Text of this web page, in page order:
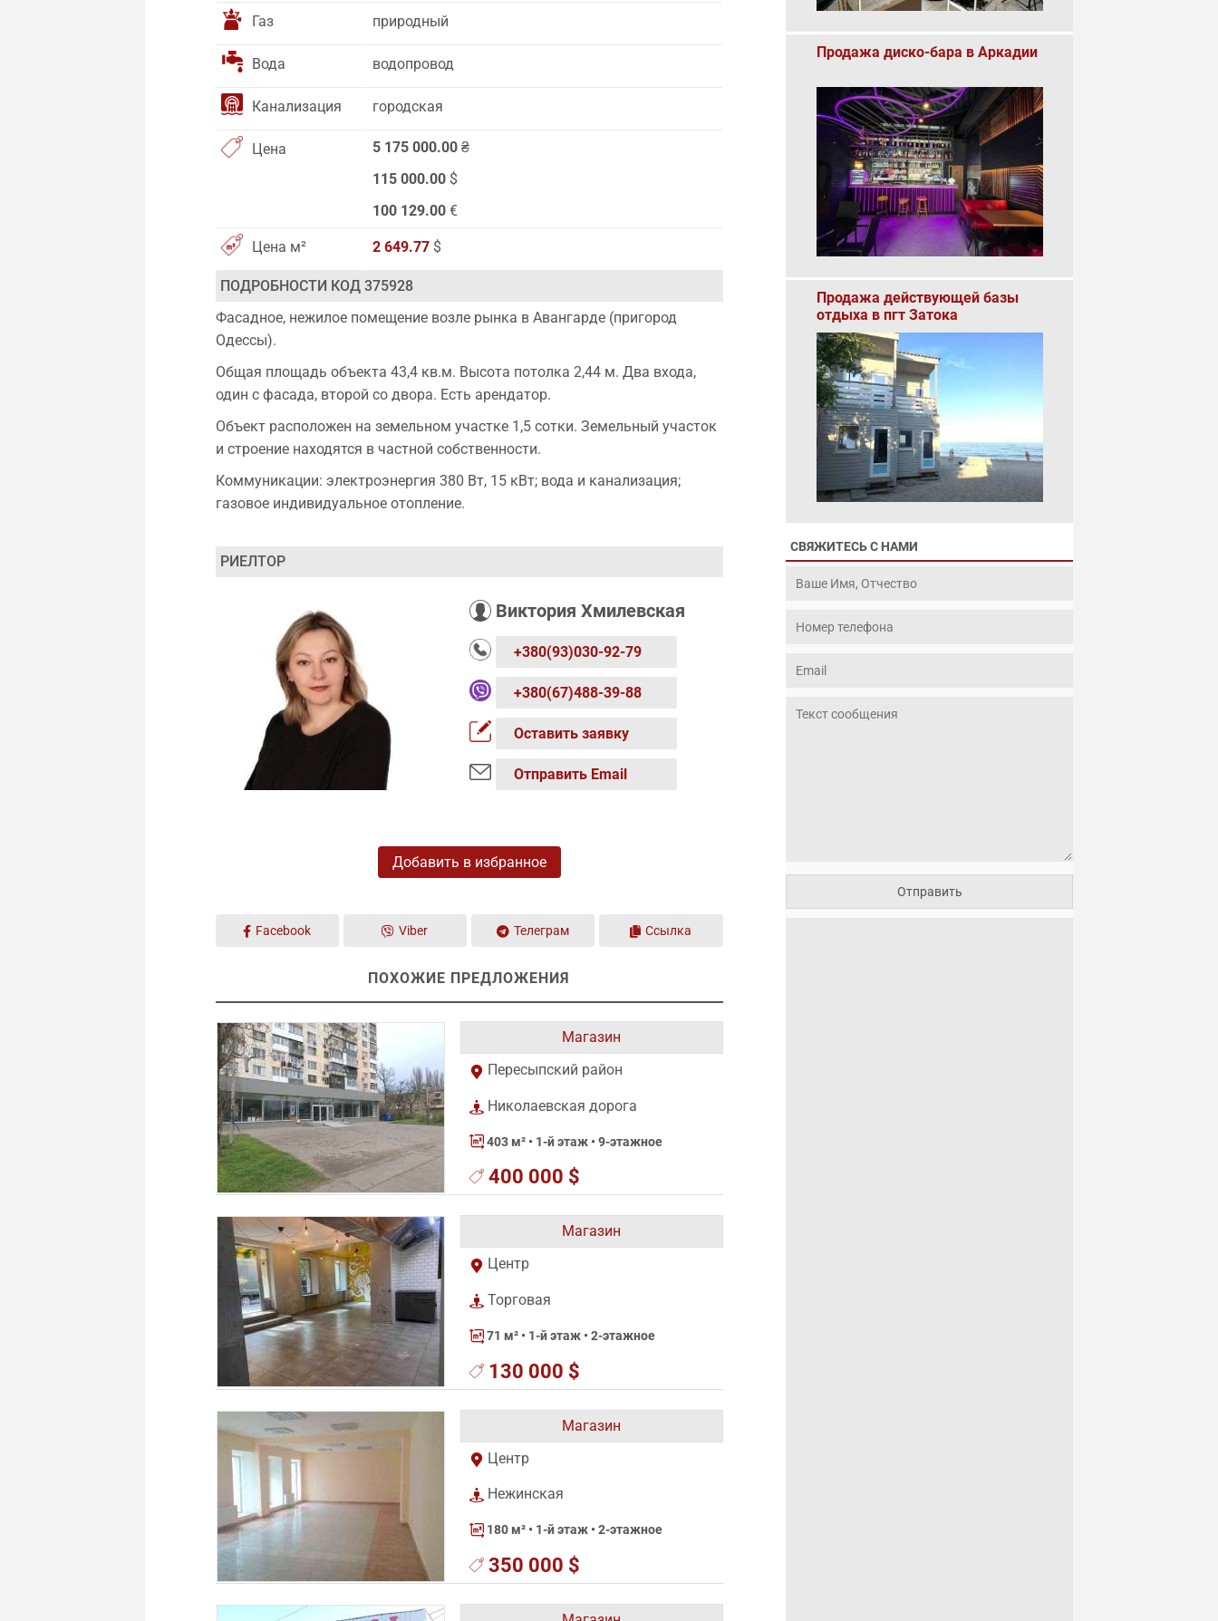
Газ природный
Вода водопровод
Канализация городская
Цена 5 175 000.00₴
115 000.00$
100 129.00€
Цена м² 2 649.77$
ПОДРОБНОСТИ КОД 375928
Фасадное, нежилое помещение возле рынка в Авангарде (пригород
Одессы).
Общая площадь объекта 43,4 кв.м. Высота потолка 2,44 м. Два входа,
один с фасада, второй со двора. Есть арендатор.
Объект расположен на земельном участке 1,5 сотки. Земельный участок
и строение находятся в частной собственности.
Коммуникации: электроэнергия 380 Вт, 15 кВт; вода и канализация;
газовое индивидуальное отопление.
РИЕЛТОР
Виктория Хмилевская
+380(93)030-92-79
+380(67)488-39-88
Оставить заявку
Отправить Email
Добавить в избранное
Facebook Viber Телеграм Ссылка
ПОХОЖИЕ ПРЕДЛОЖЕНИЯ
Магазин
Пересыпский район
Николаевская дорога
403 м²• 1-й этаж • 9-этажное
400 000 $
Магазин
Центр
Торговая
71 м²• 1-й этаж • 2-этажное
130 000 $
Магазин
Центр
Нежинская
180 м²• 1-й этаж • 2-этажное
350 000 $
Продажа диско-бара в Аркадии
Продажа действующей базы
отдыха в пгт Затока
СВЯЖИТЕСЬ С НАМИ